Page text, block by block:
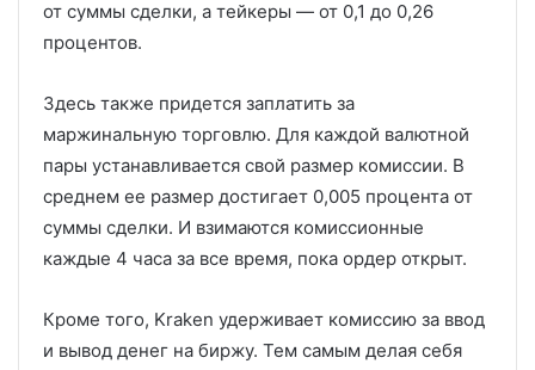
от суммы сделки, а тейкеры — от 0,1 до 0,26
процентов.
Здесь также придется заплатить за
маржинальную торговлю. Для каждой валютной
пары устанавливается свой размер комиссии. В
среднем ее размер достигает 0,005 процента от
суммы сделки. И взимаются комиссионные
каждые 4 часа за все время, пока ордер открыт.
Кроме того, Kraken удерживает комиссию за ввод
и вывод денег на биржу. Тем самым делая себя